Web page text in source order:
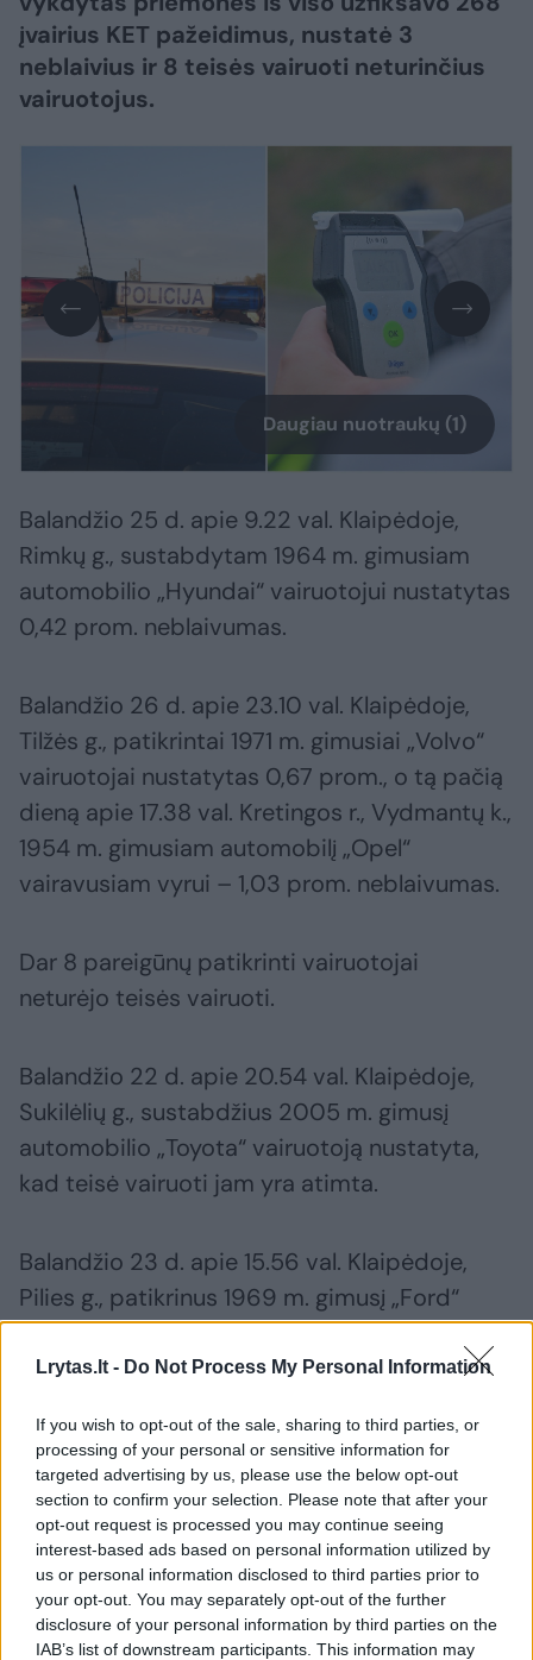
Lrytas.lt - Do Not Process My Personal Information
If you wish to opt-out of the sale, sharing to third parties, or
processing of your personal or sensitive information for
targeted advertising by us, please use the below opt-out
section to confirm your selection. Please note that after your
opt-out request is processed you may continue seeing
interest-based ads based on personal information utilized by
us or personal information disclosed to third parties prior to
your opt-out. You may separately opt-out of the further
disclosure of your personal information by third parties on the
IAB’s list of downstream participants. This information may
įvairius KET pažeidimus, nustatė 3
neblaivius ir 8 teisės vairuoti neturinčius
vairuotojus.
Daugiau nuotraukų (1)
Balandžio 25 d. apie 9.22 val. Klaipėdoje,
Rimkų g., sustabdytam 1964 m. gimusiam
automobilio „Hyundai“ vairuotojui nustatytas
0,42 prom. neblaivumas.
Balandžio 26 d. apie 23.10 val. Klaipėdoje,
Tilžės g., patikrintai 1971 m. gimusiai „Volvo“
vairuotojai nustatytas 0,67 prom., o tą pačią
dieną apie 17.38 val. Kretingos r., Vydmantų k.,
1954 m. gimusiam automobilį „Opel“
vairavusiam vyrui – 1,03 prom. neblaivumas.
Dar 8 pareigūnų patikrinti vairuotojai
neturėjo teisės vairuoti.
Balandžio 22 d. apie 20.54 val. Klaipėdoje,
Sukilėlių g., sustabdžius 2005 m. gimusį
automobilio „Toyota“ vairuotoją nustatyta,
kad teisė vairuoti jam yra atimta.
Balandžio 23 d. apie 15.56 val. Klaipėdoje,
Pilies g., patikrinus 1969 m. gimusį „Ford“
vairuotoją nustatyta, kad teisės vairuoti jis
nėra įgijęs, be to, vairuodamas neleistinai
Balandžio 25 d. apie 8.45 val. Klaipėdoje,
Šilutės pl. ir Jūrininkų pr. sankryžoje,
sustabdžius 2000 m. gimusį BMW vairuotoją
nustatyta, kad teisės vairuoti jis nėra įgijęs.